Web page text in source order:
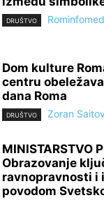
DRUŠTVO
Dom kulture
centru
dana Roma
DRUŠTVO Zoran
MINISTARSTVO
Obrazovanje
ravnopravnosti i
povodom